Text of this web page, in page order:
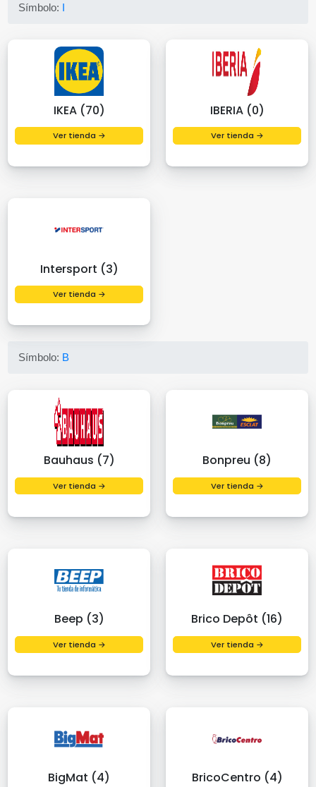
Símbolo: I
IKEA (70)
Ver tienda →
IBERIA (0)
Ver tienda →
Intersport (3)
Ver tienda →
Símbolo: B
Bauhaus (7)
Ver tienda →
Bonpreu (8)
Ver tienda →
Beep (3)
Ver tienda →
Brico Depôt (16)
Ver tienda →
BigMat (4) BricoCentro (4)